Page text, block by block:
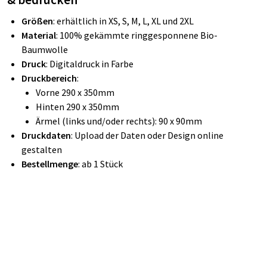
Größen: erhältlich in XS, S, M, L, XL und 2XL
Material: 100% gekämmte ringgesponnene Bio-
Baumwolle
Druck: Digitaldruck in Farbe
Druckbereich:
Vorne 290 x 350mm
Hinten 290 x 350mm
Ärmel (links und/oder rechts): 90 x 90mm
Druckdaten: Upload der Daten oder Design online
gestalten
Bestellmenge: ab 1 Stück